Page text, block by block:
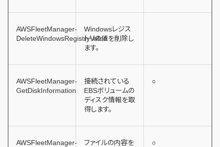
AWSFleetManager-
DeleteWindowsRegistryValue
Windowsレジス
トリの値を削除し
ます。
AWSFleetManager-
GetDiskInformation
接続されている
EBSボリュームの
ディスク情報を取
得します。
○
AWSFleetManager-
ファイルの内容を
○